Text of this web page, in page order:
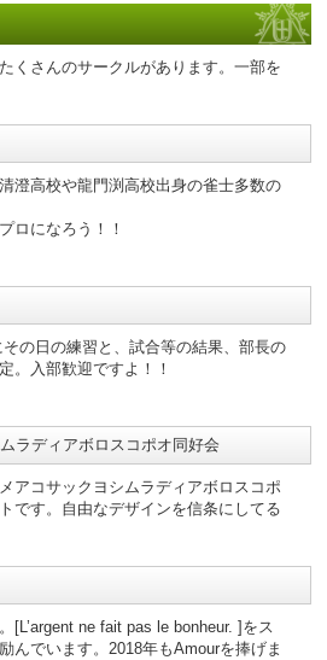
くさんのサークルがあります。一部を
澄高校や龍門渕高校出身の雀士多数の
ロになろう！！
の日の練習と、試合等の結果、部長の
。入部歓迎ですよ！！
ムラディアボロスコポオ同好会
アコサックヨシムラディアボロスコポ
です。自由なデザインを信条にしてる
[L’argent ne fait pas le bonheur. ]をス
んでいます。2018年もAmourを捧げま